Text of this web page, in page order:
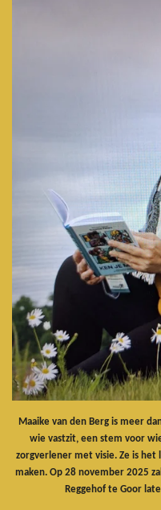
Maaike van den Berg is meer
wie vastzit, een stem voor
zorgverlener met visie. Ze is
maken. Op 28 november 2025
Reggehof te Goor